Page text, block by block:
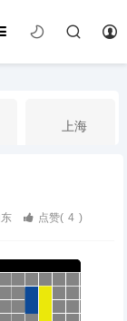
上海
陕西
点赞( 4 )